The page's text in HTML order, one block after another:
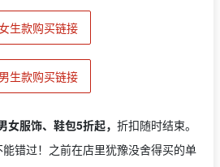
生款购买链接
男生款购买链接
女服饰、鞋包5折起， 折扣随时结束。
错过！之前在店里犹豫没舍得买的单